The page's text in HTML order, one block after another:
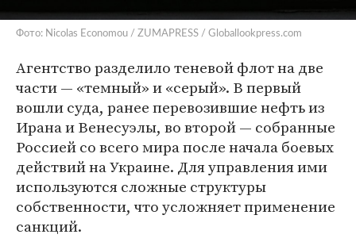
Фото: Nicolas Economou / ZUMAPRESS / Globallookpress.com
Агентство разделило теневой флот на две
части — «темный» и «серый». В первый
вошли суда, ранее перевозившие нефть из
Ирана и Венесуэлы, во второй — собранные
Россией со всего мира после начала боевых
действий на Украине. Для управления ими
используются сложные структуры
собственности, что усложняет применение
санкций.